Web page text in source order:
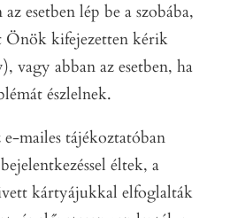
esetben lép be a szobába,
Önök kifejezetten kérik
vagy abban az esetben, ha
észlelnek.
mailes tájékoztatóban
éltek, a
kártyájukkal elfoglalták